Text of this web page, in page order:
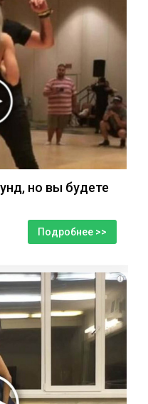
но вы будете
Подробнее >>
i